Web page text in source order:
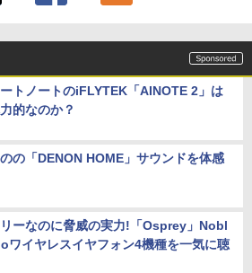
トノートのiFLYTEK「AINOTE 2」は
的なのか？
の「DENON HOME」サウンドを体感
ーなのに脅威の実力!「Osprey」Nobl
ワイヤレスイヤフォン4機種を一気に聴